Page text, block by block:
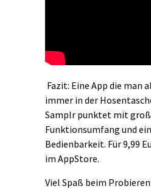
Fazit: Eine App die man
immer in der
Samplr punktet mit
Funktionsumfang und
Bedienbarkeit. Für 9,99
im AppStore.
Viel Spaß beim